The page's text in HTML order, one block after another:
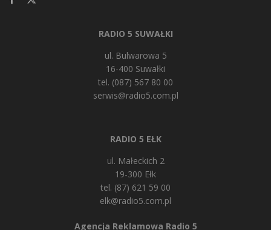
RADIO 5 SUWAŁKI
ul. Bulwarowa 5
16-400 Suwałki
tel. (087) 567 80 00
serwis@radio5.com.pl
RADIO 5 EŁK
ul. Małeckich 2
19-300 Ełk
tel. (87) 621 59 00
elk@radio5.com.pl
Agencja Reklamowa Radio 5